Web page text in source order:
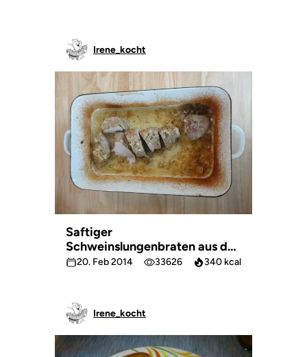
Irene_kocht
Saftiger
Schweinslungenbraten aus der
Rein
20. Feb 2014 33626 340 kcal
Irene_kocht